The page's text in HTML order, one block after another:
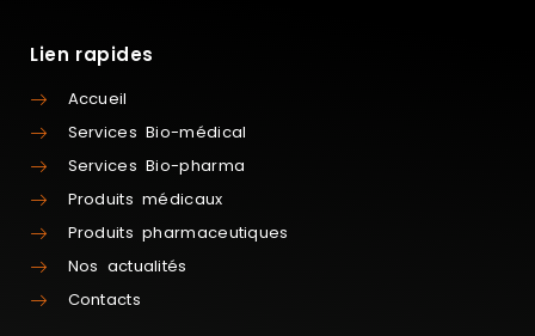
Lien rapides
Accueil
Services Bio-médical
Services Bio-pharma
Produits médicaux
Produits pharmaceutiques
Nos actualités
Contacts